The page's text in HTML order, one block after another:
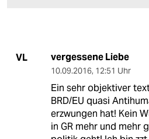
VL vergessene Liebe
10.09.2016, 12:51 Uhr
Ein sehr objektiver
BRD/EU quasi
erzwungen hat! Kein
in GR mehr und mehr